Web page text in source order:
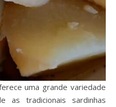
uma grande variedade
tradicionais sardinhas